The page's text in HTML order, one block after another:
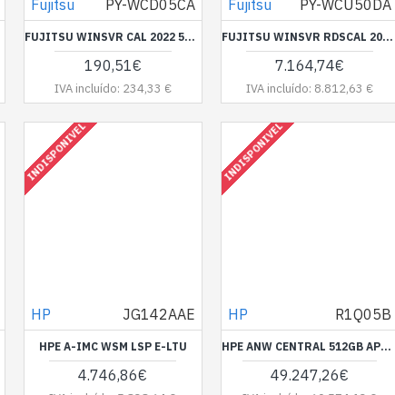
Fujitsu PY-WCD05CA
FUJITSU WINSVR CAL 2022 5DEVICE
190,51€
IVA incluído: 234,33 €
Fujitsu PY-WCU50DA
FUJITSU WINSVR RDSCAL 2022 50USER
7.164,74€
IVA incluído: 8.812,63 €
INDISPONIVEL
HP JG142AAE
HPE A-IMC WSM LSP E-LTU
4.746,86€
INDISPONIVEL
HP R1Q05B
HPE ANW CENTRAL 512GB APPLIANCE R1Q05B
49.247,26€